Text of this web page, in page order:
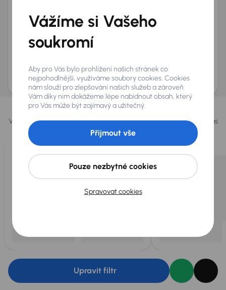
Přeji si dostávat informace o atraktivních slevových
nabídkách
AURES Holdings a.s., se sídlem Dopraváků 874/15, Čimice, 184 00 Praha 8 bude
uchovávat a zpracovávat vaše osobní údaje v souladu se zásadami ochrany a
zpracováníosobních údajů.
Vybrali jsme pro vás
Vybíráme pro vás tynejlepší vozyz naší nabídky. Každý den pro vás
vykoupíme až 400 vozů
Upravit filtr
Vážíme si Vašeho
soukromí
Aby pro Vás bylo prohlížení našich stránek co
nejpohodlnější, využíváme soubory cookies. Cookies
nám slouží pro zlepšování našich služeb a zároveň
Vám díky nim dokážeme lépe nabídnout obsah, který
pro Vás může být zajímavý a užitečný.
Spravovat cookies
Pouze nezbytné cookies
Přijmout vše